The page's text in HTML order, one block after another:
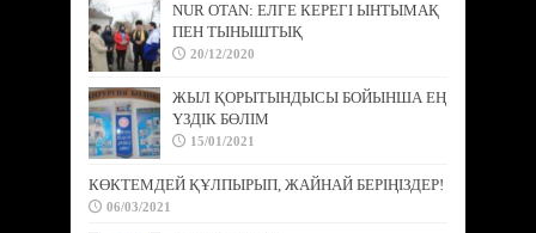
NUR OTAN: ЕЛГЕ КЕРЕГІ ЫНТЫМАҚ
ПЕН ТЫНЫШТЫҚ
20/12/2020
ЖЫЛ ҚОРЫТЫНДЫСЫ БОЙЫНША ЕҢ
ҮЗДІК БӨЛІМ
15/01/2021
КӨКТЕМДЕЙ ҚҰЛПЫРЫП, ЖАЙНАЙ БЕРІҢІЗДЕР!
06/03/2021